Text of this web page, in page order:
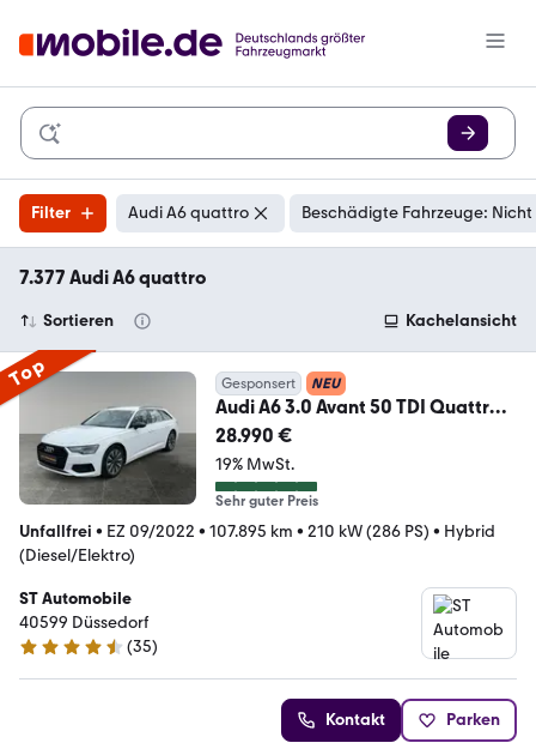
Filter Audi A6 quattro Beschädigte Fahrzeuge:
7.377 Audi A6 quattro
Sortieren Kachelansicht
Top Gesponsert NEU
Audi A6 3.0 Avant 50 TDI Quattro-
Automatik-Mildhybrid
28.990 €
19% MwSt.
Sehr guter Preis
Unfallfrei • EZ 09/2022 • 107.895 km • 210 kW (286 PS) • Hybrid
(Diesel/Elektro)
ST Automobile
40599 Düssedorf
4.5 Sterne
(35)
Kontakt Parken